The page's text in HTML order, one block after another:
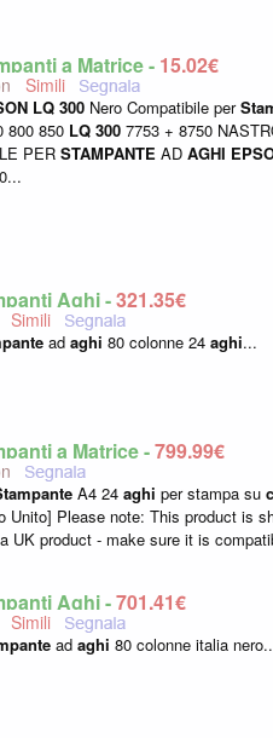
a Matrice - 15,02€
LQ 300 Nero Compatibile per
800 850 LQ 300 7753 + 8750
PER STAMPANTE AD AGHI
Aghi -321,35€
ad aghi 80 colonne 24 aghi...
a Matrice -799,99€
A4 24 aghi per stampa su
Unito] Please note: This product is
UK product - make sure it is
Aghi -701,41€
ad aghi 80 colonne italia